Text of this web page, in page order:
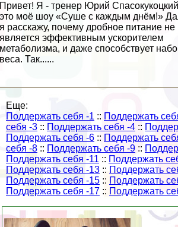
Привет! Я - тренер Юрий
это моё шоу «Суше с каждым днём!»
я расскажу, почему дробное питание не
является эффективным ускорителем
метаболизма, и даже способствует
веса. Так......
Еще:
Поддержать себя -1 :: Поддержать
себя -3 :: Поддержать себя -4 ::
Поддержать себя -6 :: Поддержать
себя -8 :: Поддержать себя -9 ::
Поддержать себя -11 :: Поддержать
Поддержать себя -13 :: Поддержать
Поддержать себя -15 :: Поддержать
Поддержать себя -17 :: Поддержать